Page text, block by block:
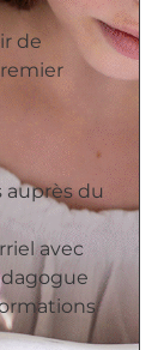
de
auprès du
avec